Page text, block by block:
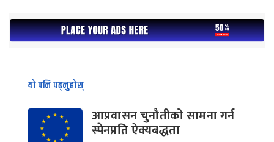
यो पनि पढ्नुहोस्
आप्रवासन चुनौतीको सामना गर्न
स्पेनप्रति ऐक्यबद्धता